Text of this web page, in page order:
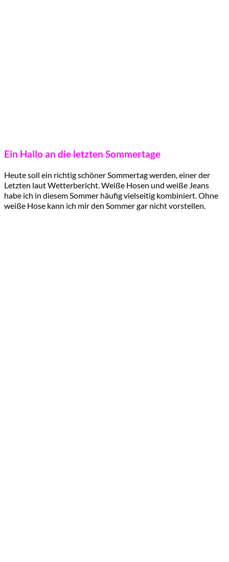
Ein Hallo an die letzten Sommertage
Heute soll ein richtig schöner Sommertag werden, einer der
Letzten laut Wetterbericht. Weiße Hosen und weiße Jeans
habe ich in diesem Sommer häufig vielseitig kombiniert. Ohne
weiße Hose kann ich mir den Sommer gar nicht vorstellen.